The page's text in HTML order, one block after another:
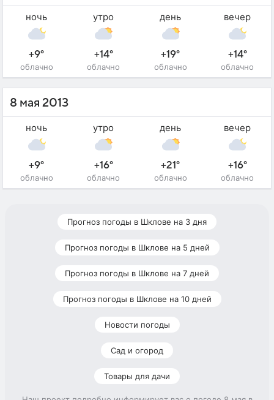
ночь
+9°
облачно
утро
+14°
облачно
день
+19°
облачно
вечер
+14°
облачно
8 мая 2013
ночь
+9°
облачно
утро
+16°
облачно
день
+21°
облачно
вечер
+16°
облачно
Прогноз погоды в Шклове на 3 дня
Прогноз погоды в Шклове на 5 дней
Прогноз погоды в Шклове на 7 дней
Прогноз погоды в Шклове на 10 дней
Новости погоды
Сад и огород
Товары для дачи